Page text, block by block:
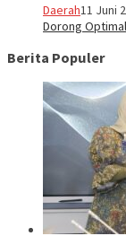
Daerah11 Juni
Dorong
Berita Populer